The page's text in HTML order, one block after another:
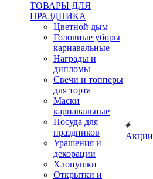
ТОВАРЫ ДЛЯ
ПРАЗДНИКА
Цветной дым
Головные уборы
карнавальные
Награды и
дипломы
Свечи и топперы
для торта
Маски
карнавальные
Посуда для
праздников
Урашения и
декорации
Хлопушки
Открытки и
Акции